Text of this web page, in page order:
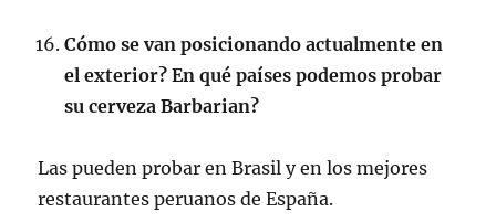
Cómo se van posicionando actualmente en
el exterior? En qué países podemos probar
su cerveza Barbarian?
Las pueden probar en Brasil y en los mejores
restaurantes peruanos de España.